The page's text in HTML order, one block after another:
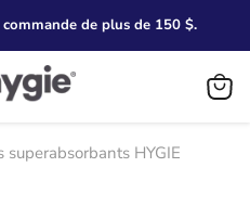
de plus de 150 $.
View
HYGIE